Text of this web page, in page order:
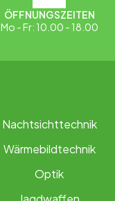
ÖFFNUNGSZEITEN
Mo - Fr: 10.00 - 18.00
Nachtsichttechnik
Wärmebildtechnik
Optik